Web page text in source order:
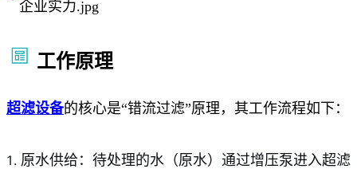
工作原理
超滤设备的核心是“错流过滤”原理，其工作流程如下：
原水供给：待处理的水（原水）通过增压泵进入超滤